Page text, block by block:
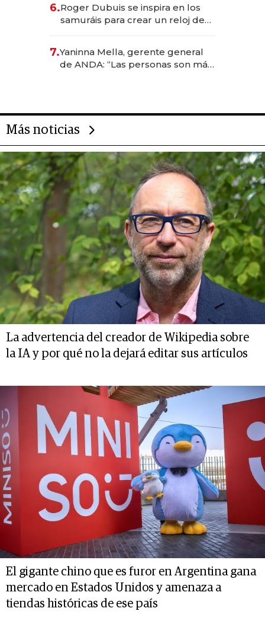
6.Roger Dubuis se inspira en los
samuráis para crear un reloj de
7.Yaninna Mella, gerente general
de ANDA: “Las personas son más
Más noticias
La advertencia del creador de Wikipedia sobre
la IA y por qué no la dejará editar sus artículos
El gigante chino que es furor en Argentina gana
mercado en Estados Unidos y amenaza a
tiendas históricas de ese país